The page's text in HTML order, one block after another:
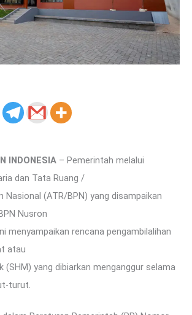
INDONESIA – Pemerintah melalui
dan Tata Ruang /
Nasional (ATR/BPN) yang disampaikan
Nusron
menyampaikan rencana pengambilalihan
atau
(SHM) yang dibiarkan menganggur selama
turut.